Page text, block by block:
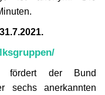
fördert der Bund
sechs anerkannten